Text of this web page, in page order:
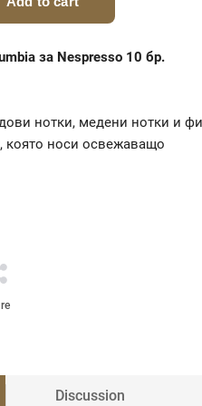
за Nespresso 10 бр.
нотки, медени нотки и
която носи освежаващо
Discussion